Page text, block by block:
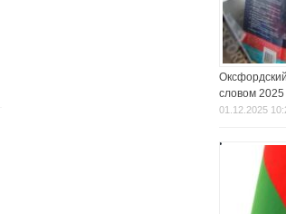
словом 2025
01.12.2025